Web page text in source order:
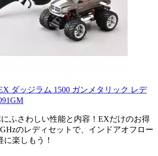
ダッジラム 1500 ガンメタリック レデ
ふさわしい性能と内容！EXだけのお得
のレディセットで、インドアオフロー
に楽しもう！